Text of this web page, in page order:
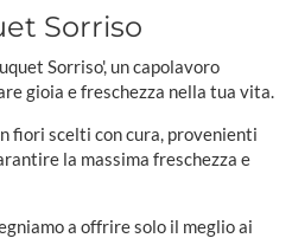
Sorriso
Sorriso', un capolavoro
gioia e freschezza nella tua vita.
fiori scelti con cura, provenienti
la massima freschezza e
a offrire solo il meglio ai